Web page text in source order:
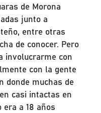
de Morona
junto a
entre otras
de conocer. Pero
involucrarme con
con la gente
donde muchas de
casi intactas en
era a 18 años